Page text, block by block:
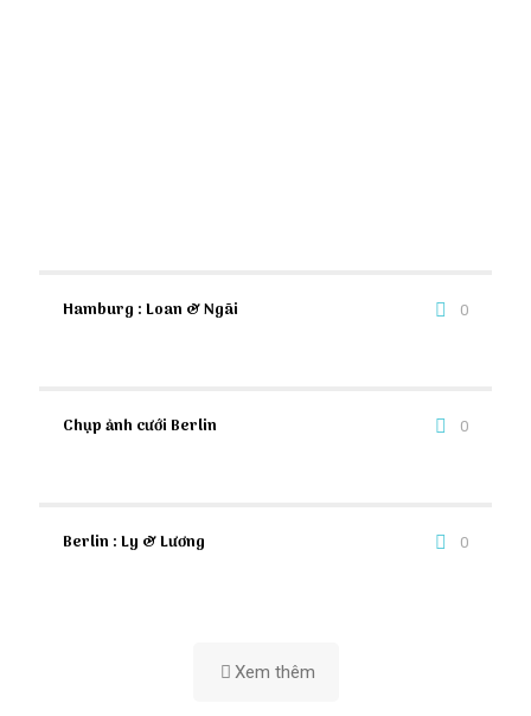
Hamburg : Loan & Ngãi 0
Chụp ảnh cưới Berlin 0
Berlin : Ly & Lương 0
Xem thêm